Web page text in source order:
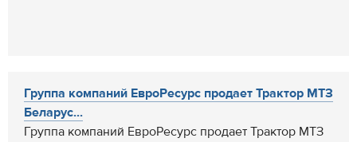
Группа компаний ЕвроРесурс продает Трактор МТЗ
Беларус...
Группа компаний ЕвроРесурс продает Трактор МТЗ